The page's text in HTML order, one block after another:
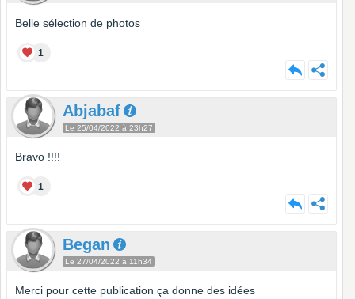
Belle sélection de photos
1
Abjabaf
Le 25/04/2022 à 23h27
Bravo !!!!
1
Began
Le 27/04/2022 à 11h34
Merci pour cette publication ça donne des idées